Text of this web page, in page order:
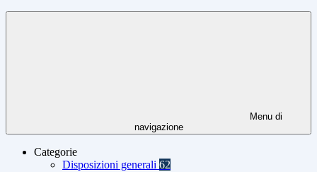
Menu di
navigazione
Categorie
Disposizioni generali 62